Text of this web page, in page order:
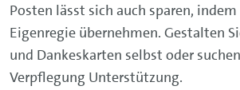
Posten lässt sich auch sparen,
Eigenregie übernehmen. Gestalten
und Dankeskarten selbst oder
Verpflegung Unterstützung.